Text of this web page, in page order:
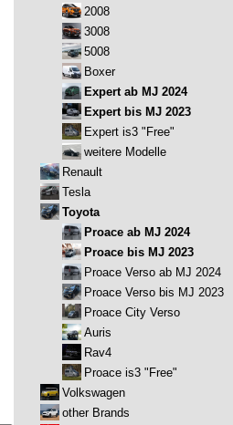
2008
3008
5008
Boxer
Expert ab MJ 2024
Expert bis MJ 2023
Expert is3 "Free"
weitere Modelle
Renault
Tesla
Toyota
Proace ab MJ 2024
Proace bis MJ 2023
Proace Verso ab MJ 2024
Proace Verso bis MJ 2023
Proace City Verso
Auris
Rav4
Proace is3 "Free"
Volkswagen
other Brands